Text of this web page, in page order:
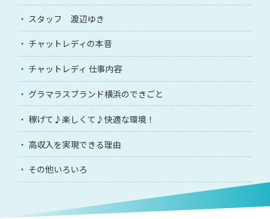
スタッフ 渡辺ゆき
チャットレディの本音
チャットレディ 仕事内容
グラマラスブランド横浜のできごと
稼げて♪楽しくて♪快適な環境！
高収入を実現できる理由
その他いろいろ